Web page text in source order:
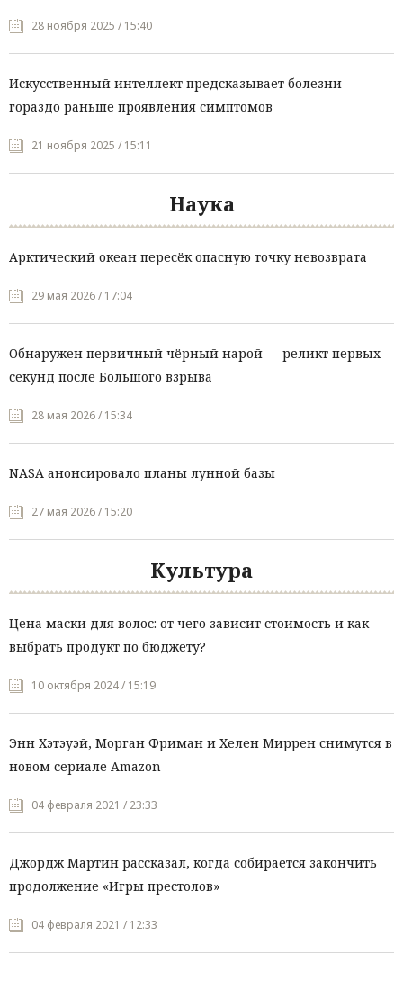
28 ноября 2025 / 15:40
Искусственный интеллект предсказывает болезни
гораздо раньше проявления симптомов
21 ноября 2025 / 15:11
Наука
Арктический океан пересёк опасную точку невозврата
29 мая 2026 / 17:04
Обнаружен первичный чёрный нарой — реликт первых
секунд после Большого взрыва
28 мая 2026 / 15:34
NASA анонсировало планы лунной базы
27 мая 2026 / 15:20
Культура
Цена маски для волос: от чего зависит стоимость и как
выбрать продукт по бюджету?
10 октября 2024 / 15:19
Энн Хэтэуэй, Морган Фриман и Хелен Миррен снимутся в
новом сериале Amazon
04 февраля 2021 / 23:33
Джордж Мартин рассказал, когда собирается закончить
продолжение «Игры престолов»
04 февраля 2021 / 12:33